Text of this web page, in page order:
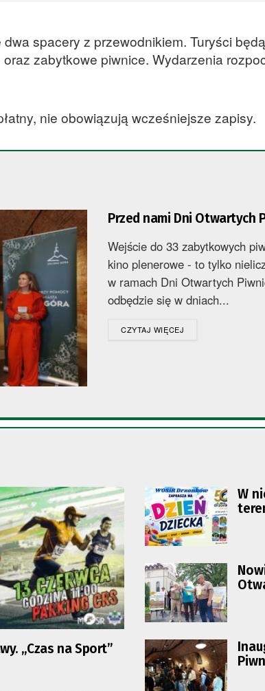
spacery z przewodnikiem. Turyści
zabytkowe piwnice. Wydarzenia
nie obowiązują wcześniejsze zapisy.
Przed nami Dni Otwartych
Wejście do 33 zabytkowych
kino plenerowe - to tylko
w ramach Dni Otwartych
odbędzie się w dniach...
CZYTAJ WIĘCEJ
„Czas na Sport”
W